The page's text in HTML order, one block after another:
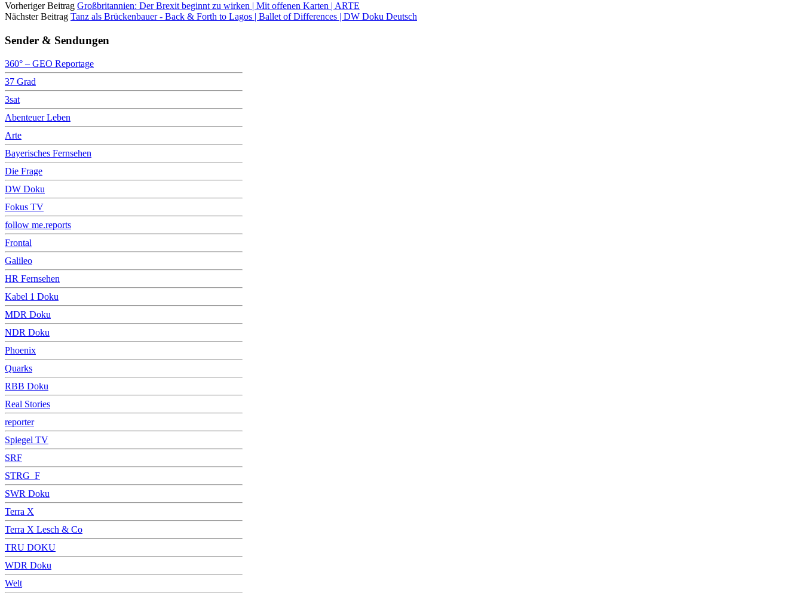
Vorheriger Beitrag Großbritannien: Der Brexit beginnt zu wirken | Mit offenen Karten | ARTE
Nächster Beitrag Tanz als Brückenbauer - Back & Forth to Lagos | Ballet of Differences | DW Doku Deutsch
Sender & Sendungen
360° – GEO Reportage
37 Grad
3sat
Abenteuer Leben
Arte
Bayerisches Fernsehen
Die Frage
DW Doku
Fokus TV
follow me.reports
Frontal
Galileo
HR Fernsehen
Kabel 1 Doku
MDR Doku
NDR Doku
Phoenix
Quarks
RBB Doku
Real Stories
reporter
Spiegel TV
SRF
STRG_F
SWR Doku
Terra X
Terra X Lesch & Co
TRU DOKU
WDR Doku
Welt